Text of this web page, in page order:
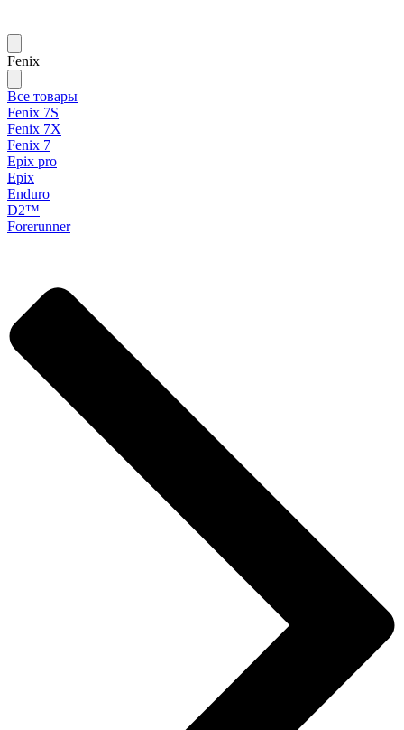
Fenix
Все товары
Fenix 7S
Fenix 7X
Fenix 7
Epix pro
Epix
Enduro
D2™
Forerunner